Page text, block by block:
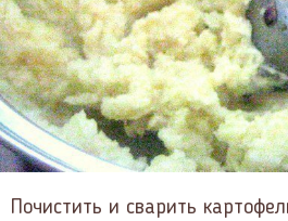
Почистить и сварить